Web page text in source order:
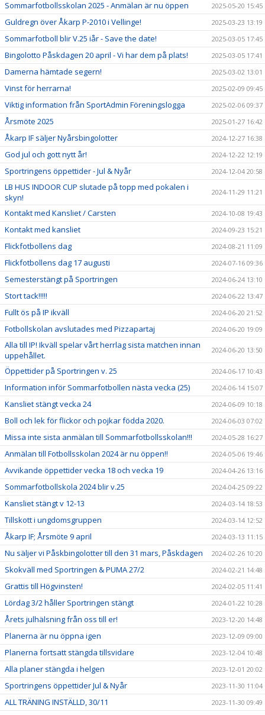
Sommarfotbollsskolan 2025 - Anmälan är nu öppen 2025-05-20 15:45
Guldregn över Åkarp P-2010 i Vellinge! 2025-03-23 13:19
Sommarfotboll blir V.25 iår - Save the date! 2025-03-05 17:45
Bingolotto Påskdagen 20 april - Vi har dem på plats! 2025-03-05 17:41
Damerna hämtade segern! 2025-03-02 13:01
Vinst för herrarna! 2025-02-09 09:45
Viktig information från SportAdmin Föreningslogga 2025-02-06 09:37
Årsmöte 2025 2025-01-27 16:42
Åkarp IF säljer Nyårsbingolotter 2024-12-27 16:38
God jul och gott nytt år! 2024-12-22 12:19
Sportringens öppettider - Jul & Nyår 2024-12-04 20:58
LB HUS INDOOR CUP slutade på topp med pokalen i
skyn!
2024-11-29 11:21
Kontakt med Kansliet / Carsten 2024-10-08 19:43
Kontakt med kansliet 2024-09-23 15:21
Flickfotbollens dag 2024-08-21 11:09
Flickfotbollens dag 17 augusti 2024-07-16 09:36
Semesterstängt på Sportringen 2024-06-24 13:10
Stort tack!!!!! 2024-06-22 13:47
Fullt ös på IP ikväll 2024-06-20 21:52
Fotbollskolan avslutades med Pizzapartaj 2024-06-20 19:09
Alla till IP! Ikväll spelar vårt herrlag sista matchen innan
uppehållet.
2024-06-20 13:50
Öppettider på Sportringen v. 25 2024-06-17 10:43
Information inför Sommarfotbollen nästa vecka (25) 2024-06-14 15:07
Kansliet stängt vecka 24 2024-06-09 10:18
Boll och lek för flickor och pojkar födda 2020. 2024-06-03 07:02
Missa inte sista anmälan till Sommarfotbollsskolan!!! 2024-05-28 16:27
Anmälan till Fotbollsskolan 2024 är nu öppen!! 2024-05-06 19:46
Avvikande öppettider vecka 18 och vecka 19 2024-04-26 13:16
Sommarfotbollskola 2024 blir v.25 2024-04-25 09:22
Kansliet stängt v 12-13 2024-03-14 18:53
Tillskott i ungdomsgruppen 2024-03-14 12:52
Åkarp IF; Årsmöte 9 april 2024-03-13 11:15
Nu säljer vi Påskbingolotter till den 31 mars, Påskdagen 2024-02-26 10:20
Skokväll med Sportringen & PUMA 27/2 2024-02-21 14:48
Grattis till Högvinsten! 2024-02-05 11:41
Lördag 3/2 håller Sportringen stängt 2024-01-22 10:28
Årets julhälsning från oss till er! 2023-12-20 14:48
Planerna är nu öppna igen 2023-12-09 09:00
Planerna fortsatt stängda tillsvidare 2023-12-04 10:48
Alla planer stängda i helgen 2023-12-01 20:02
Sportringens öppettider Jul & Nyår 2023-11-30 11:04
ALL TRÄNING INSTÄLLD, 30/11 2023-11-30 09:49